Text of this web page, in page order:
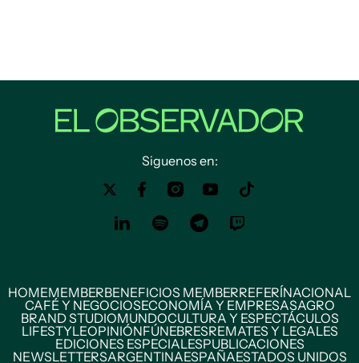
Siguenos en:
HOMEMEMBERBENEFICIOS MEMBERREFERÍNACIONAL
CAFÉ Y NEGOCIOSECONOMÍA Y EMPRESASAGRO
BRAND STUDIOMUNDOCULTURA Y ESPECTÁCULOS
LIFESTYLEOPINIÓNFÚNEBRESREMATES Y LEGALES
EDICIONES ESPECIALESPUBLICACIONES
NEWSLETTERSARGENTINAESPAÑAESTADOS UNIDOS